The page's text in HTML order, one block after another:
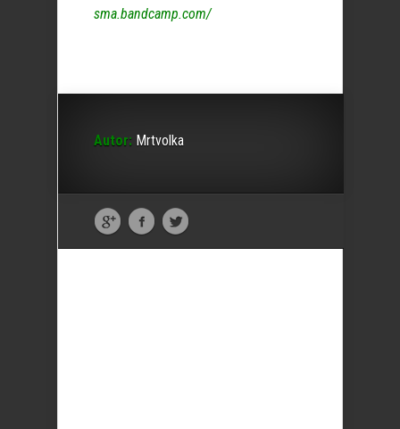
sma.bandcamp.com/
Autor: Mrtvolka